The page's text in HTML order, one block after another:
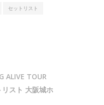
セットリスト
ALIVE TOUR
スト 大阪城ホ